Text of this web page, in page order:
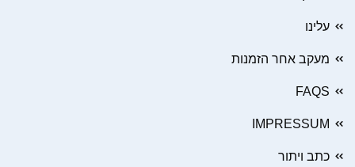
עלינו
מעקב אחר הזמנות
FAQS
IMPRESSUM
כתב ויתור